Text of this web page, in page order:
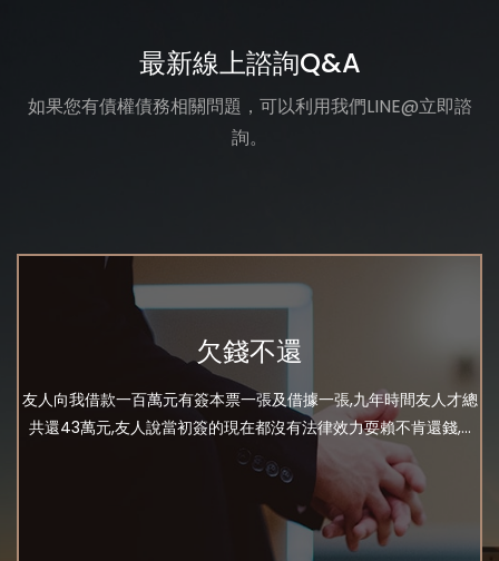
最新線上諮詢Q&A
如果您有債權債務相關問題，可以利用我們LINE@立即諮
詢。
欠錢不還
友人向我借款一百萬元有簽本票一張及借據一張,九年時間友人才總
共還43萬元,友人說當初簽的現在都沒有法律效力耍賴不肯還錢,...